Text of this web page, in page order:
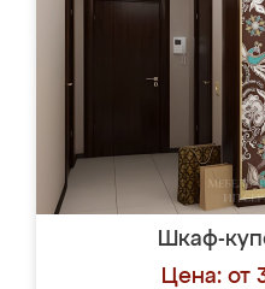
Шкаф-
Цена: от